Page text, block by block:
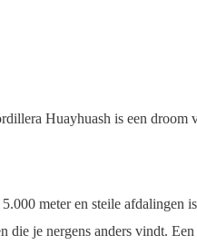
Huayhuash is een droom
meter en steile afdalingen
die je nergens anders vindt.